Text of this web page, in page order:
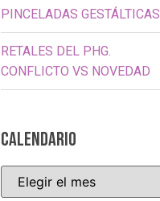
PINCELADAS GESTÁLTICAS
RETALES DEL PHG.
CONFLICTO VS NOVEDAD
CALENDARIO